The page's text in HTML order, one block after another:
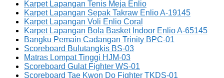
Karpet Lapangan Tenis Meja Enlio
Karpet Lapangan Sepak Takraw Enlio A-19145
Karpet Lapangan Voli Enlio Coral
Karpet Lapangan Bola Basket Indoor Enlio A-65145
Bangku Pemain Cadangan Trinity BPC-01
Scoreboard Bulutangkis BS-03
Matras Lompat Tinggi HJM-03
Scoreboard Gulat Fighter WS-01
Scoreboard Tae Kwon Do Fighter TKDS-01